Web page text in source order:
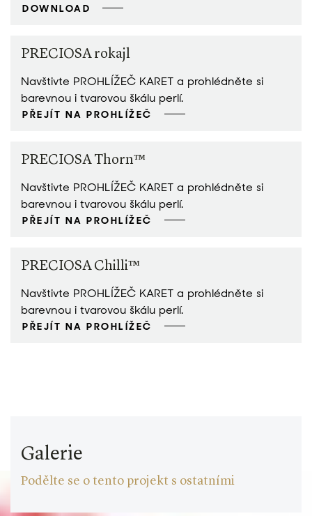
DOWNLOAD
PRECIOSA rokajl
Navštivte PROHLÍŽEČ KARET a prohlédněte si
barevnou i tvarovou škálu perlí.
PŘEJÍT NA PROHLÍŽEČ
PRECIOSA Thorn™
Navštivte PROHLÍŽEČ KARET a prohlédněte si
barevnou i tvarovou škálu perlí.
PŘEJÍT NA PROHLÍŽEČ
PRECIOSA Chilli™
Navštivte PROHLÍŽEČ KARET a prohlédněte si
barevnou i tvarovou škálu perlí.
PŘEJÍT NA PROHLÍŽEČ
Galerie
Podělte se o tento projekt s ostatními